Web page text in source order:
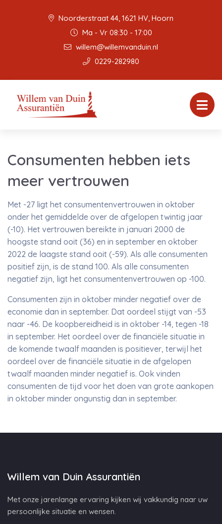
Noorderstraat 44, 1621 HV, Hoorn
Ma - Vr 08:30 - 17:00
willem@willemvanduin.nl
0229-282980
Consumenten hebben iets
meer vertrouwen
Met -27 ligt het consumentenvertrouwen in oktober
onder het gemiddelde over de afgelopen twintig jaar
(-10). Het vertrouwen bereikte in januari 2000 de
hoogste stand ooit (36) en in september en oktober
2022 de laagste stand ooit (-59). Als alle consumenten
positief zijn, is de stand 100. Als alle consumenten
negatief zijn, ligt het consumentenvertrouwen op -100.
Consumenten zijn in oktober minder negatief over de
economie dan in september. Dat oordeel stijgt van -53
naar -46. De koopbereidheid is in oktober -14, tegen -18
in september. Het oordeel over de financiële situatie in
de komende twaalf maanden is positiever, terwijl het
oordeel over de financiële situatie in de afgelopen
twaalf maanden minder negatief is. Ook vinden
consumenten de tijd voor het doen van grote aankopen
in oktober minder ongunstig dan in september.
Willem van Duin Assurantiën
Met onze jarenlange ervaring kijken wij vakkundig naar uw
persoonlijke situatie en wensen.